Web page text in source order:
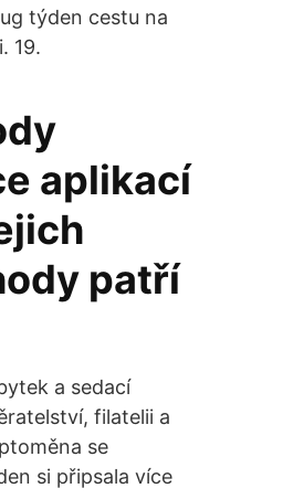
týden cestu na
19.
aplikací
patří
a sedací
filatelii a
se
si připsala více